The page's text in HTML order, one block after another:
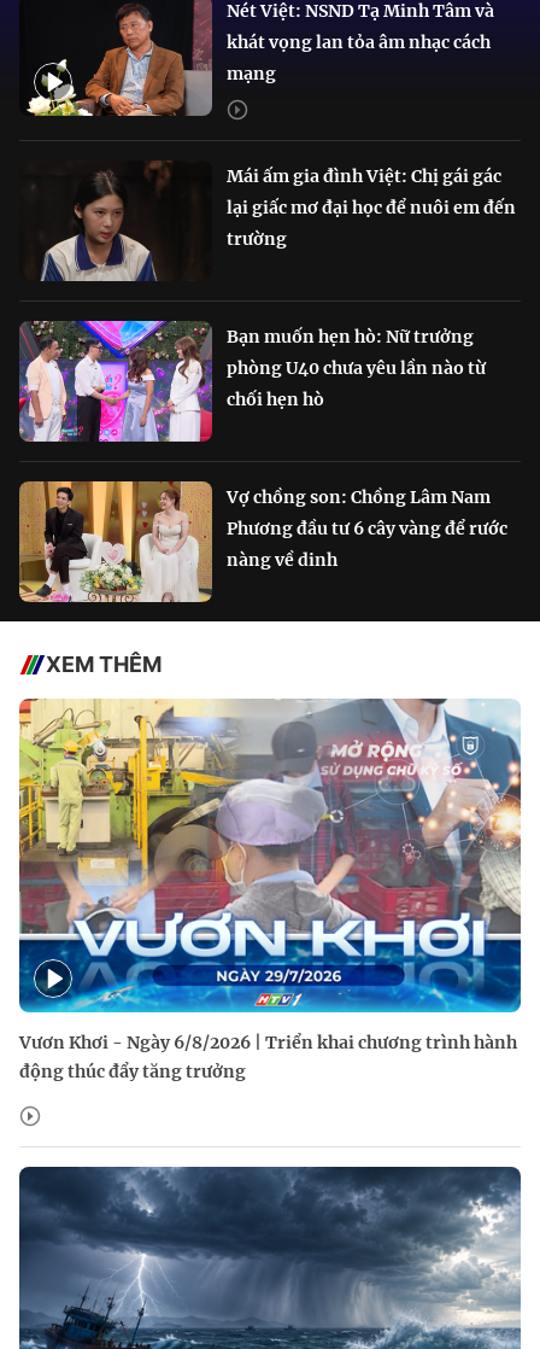
Nét Việt: NSND Tạ Minh Tâm và
khát vọng lan tỏa âm nhạc cách
mạng
Mái ấm gia đình Việt: Chị gái gác
lại giấc mơ đại học để nuôi em đến
trường
Bạn muốn hẹn hò: Nữ trưởng
phòng U40 chưa yêu lần nào từ
chối hẹn hò
Vợ chồng son: Chồng Lâm Nam
Phương đầu tư 6 cây vàng để rước
nàng về dinh
XEM THÊM
Vươn Khơi - Ngày 6/8/2026 | Triển khai chương trình hành
động thúc đẩy tăng trưởng